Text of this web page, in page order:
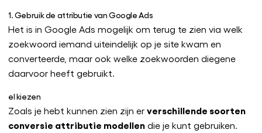
1. Gebruik de attributie van Google Ads
Het is in Google Ads mogelijk om terug te zien via welk
zoekwoord iemand uiteindelijk op je site kwam en
converteerde, maar ook welke zoekwoorden diegene
daarvoor heeft gebruikt.
el kiezen
Zoals je hebt kunnen zien zijn er verschillende soorten
conversie attributie modellen die je kunt gebruiken.